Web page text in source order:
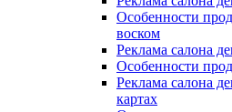
Особенности
воском
Реклама салона
Особенности
Реклама салона
картах